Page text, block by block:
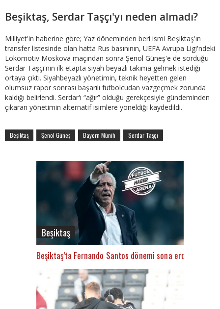
Beşiktaş, Serdar Taşçı'yı neden almadı?
Milliyet'in haberine göre; Yaz döneminden beri ismi Beşiktaş'ın
transfer listesinde olan hatta Rus basınının, UEFA Avrupa Ligi'ndeki
Lokomotiv Moskova maçından sonra Şenol Güneş'e de sorduğu
Serdar Taşçı'nın ilk etapta siyah­ beyazlı takıma gelmek istediği
ortaya çıktı. Siyah­beyazlı yönetimin, teknik heyetten gelen
olumsuz rapor sonrası başarılı futbolcudan vazgeçmek zorunda
kaldığı belirlendi. Serdar'ı “ağır” olduğu gerekçesiyle gündeminden
çıkaran yönetimin alternatif isimlere yöneldiği kaydedildi.
Beşiktaş Şenol Güneş Bayern Münih Serdar Taşçı
Beşiktaş
Beşiktaş’ta Fernando Santos dönemi sona erdi